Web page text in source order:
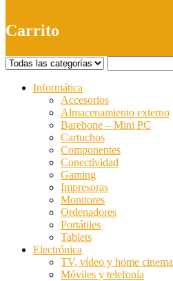
Carrito
Informática
Accesorios
Almacenamiento externo
Barebone – Mini PC
Cartuchos
Componentes
Conectividad
Gaming
Impresoras
Monitores
Ordenadores
Portátiles
Tablets
Electrónica
TV, vídeo y home cinema
Móviles y telefonía